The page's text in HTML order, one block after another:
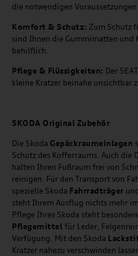
die notwendigen
Komfort & Schutz: Zum Schutz
sind Ihnen die Gummimatten und
behilflich.
Pflege & Flüssigkeiten: Der
kleine Kratzer beinahe unsichtbar
SKODA Original Zubehör
Die Skoda Gepäckraumeinlagen
Schutz des Kofferraums. Auch die
halten Ihren Fußraum frei von
reinigen. Für den Transport von
spezielle Skoda Fahrradträger
steht Ihrem Ausflug nichts mehr
Pflege Ihres Skoda steht
Pflegemittel für Leder,
Verfügung. Mit den Skoda
Kratzer nahezu verschwinden